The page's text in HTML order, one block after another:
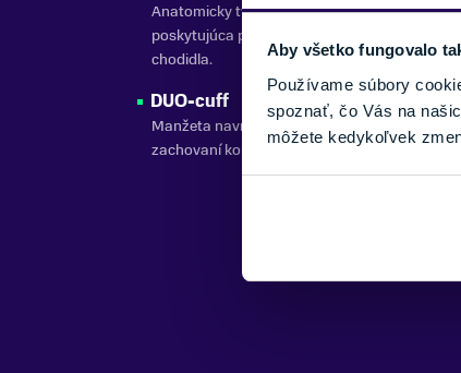
Aby všetko fungovalo
Používame súbory
spoznať, čo Vás na
môžete kedykoľvek
Anatomicky tvarovaná skeletová konštrukcia
poskytujúca presný prenos energie a
chodidla.
DUO-cuff
Manžeta navrhnutá pre lepšiu oporu a
zachovaní komfortu.